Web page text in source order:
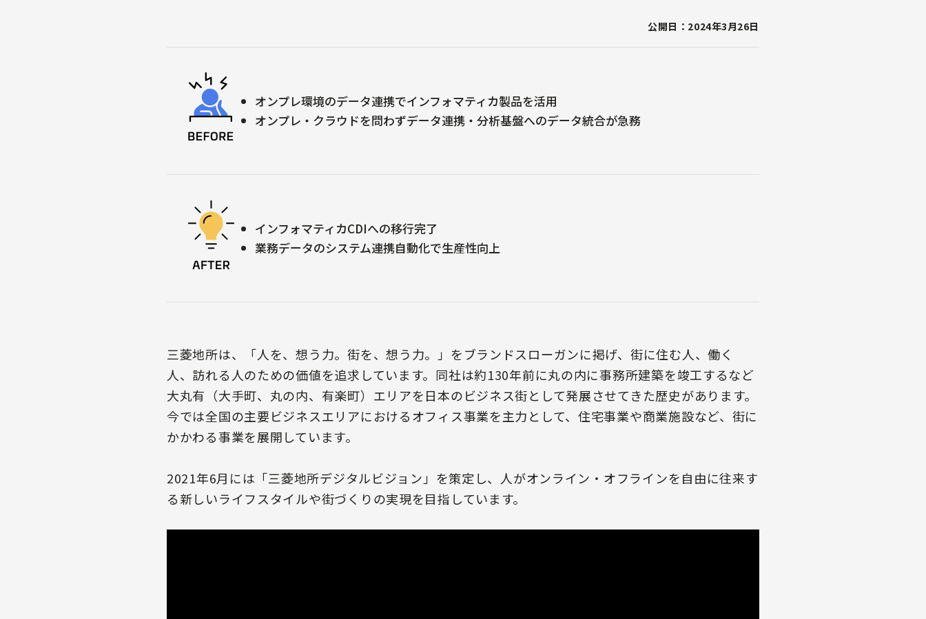
公開日：2024年3月26日
オンプレ環境のデータ連携でインフォマティカ製品を活用
オンプレ・クラウドを問わずデータ連携・分析基盤へのデータ統合が急務
インフォマティカCDIへの移行完了
業務データのシステム連携自動化で生産性向上
三菱地所は、「人を、想う力。街を、想う力。」をブランドスローガンに掲げ、街に住む人、働く
人、訪れる人のための価値を追求しています。同社は約130年前に丸の内に事務所建築を竣工するなど
大丸有（大手町、丸の内、有楽町）エリアを日本のビジネス街として発展させてきた歴史があります。
今では全国の主要ビジネスエリアにおけるオフィス事業を主力として、住宅事業や商業施設など、街に
かかわる事業を展開しています。
2021年6月には「三菱地所デジタルビジョン」を策定し、人がオンライン・オフラインを自由に往来す
る新しいライフスタイルや街づくりの実現を目指しています。